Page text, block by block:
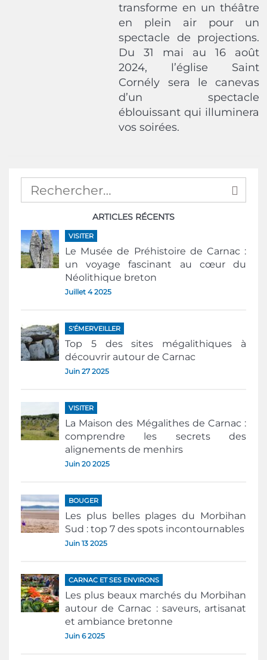
transforme en un théâtre
en plein air pour un
spectacle de projections.
Du 31 mai au 16 août
2024, l’église Saint
Cornély sera le canevas
d’un spectacle
éblouissant qui illuminera
vos soirées.
ARTICLES RÉCENTS
VISITER
Le Musée de Préhistoire de Carnac :
un voyage fascinant au cœur du
Néolithique breton
Juillet 4 2025
S'ÉMERVEILLER
Top 5 des sites mégalithiques à
découvrir autour de Carnac
Juin 27 2025
VISITER
La Maison des Mégalithes de Carnac :
comprendre les secrets des
alignements de menhirs
Juin 20 2025
BOUGER
Les plus belles plages du Morbihan
Sud : top 7 des spots incontournables
Juin 13 2025
CARNAC ET SES ENVIRONS
Les plus beaux marchés du Morbihan
autour de Carnac : saveurs, artisanat
et ambiance bretonne
Juin 6 2025